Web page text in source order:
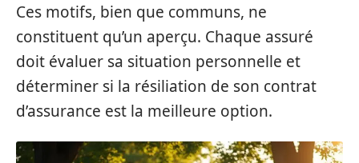
Ces motifs, bien que communs, ne
constituent qu’un aperçu. Chaque assuré
doit évaluer sa situation personnelle et
déterminer si la résiliation de son contrat
d’assurance est la meilleure option.